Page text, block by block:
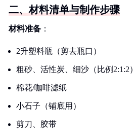
二、材料清单与制作步骤
材料准备 ：
2升塑料瓶（剪去瓶口）
粗砂、活性炭、细沙（比例2:1:2）
棉花/咖啡滤纸
小石子（铺底用）
剪刀、胶带